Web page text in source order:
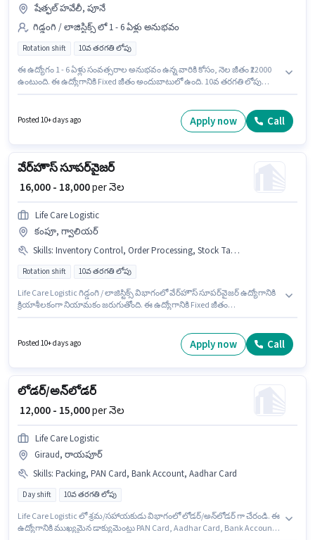
షేత్ఫల్ హవేలీ, పూనే
గిడ్డంగి / లాజిస్టిక్స్ లో 1 - 6 ఏళ్లు అనుభవం
Rotation shift 10వ తరగతి లోపు
ఈ ఉద్యోగం 1 - 6 ఏళ్లు సంవత్సరాల అనుభవం ఉన్న వారికి కోసం, నెల జీతం ₹22000
ఉంటుంది. ఈ ఉద్యోగానికి Fixed జీతం అందుబాటులో ఉంది. 10వ తరగతి లోపు
మరియు వారానికి 6 days working ఉన్నాయి. ఈ ఉద్యోగం షేత్ఫల్ హవేలీ, పూనే లో
Posted 10+ days ago Apply now Call
వేర్‌హౌస్ సూపర్‌వైజర్
₹ 16,000 - 18,000per నెల
Life Care Logistic
కంపూ, గ్వాలియర్
Skills: Inventory Control, Order Processing, Stock Taking, Freight Forwarding
Rotation shift 10వ తరగతి లోపు
Life Care Logistic గిడ్డంగి / లాజిస్టిక్స్ విభాగంలో వేర్‌హౌస్ సూపర్‌వైజర్ ఉద్యోగానికి
క్రియాశీలకంగా నియామకం జరుగుతోంది. ఈ ఉద్యోగానికి Fixed జీతం
Rotation Shift మరియు వారానికి 6 days working ఉంటాయి. ఈ ఉద్యోగానికి
అభ్యర్థి వద్ద Inventory Control, Order Processing, Stock Taking, Freight
Posted 10+ days ago Apply now Call
లోడర్/అన్‌లోడర్
₹ 12,000 - 15,000per నెల
Life Care Logistic
Giraud, రాయపూర్
Skills: Packing, PAN Card, Bank Account, Aadhar Card
Day shift 10వ తరగతి లోపు
Life Care Logistic లో శ్రమ/సహాయకుడు విభాగంలో లోడర్/అన్‌లోడర్ గా చేరండి. ఈ
ఉద్యోగానికి ముఖ్యమైన డాక్యుమెంట్లు PAN Card, Aadhar Card, Bank Account